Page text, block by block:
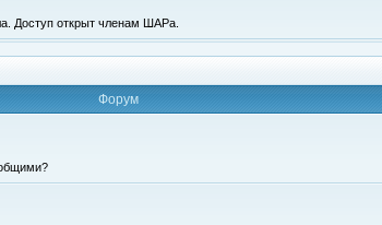
Доступ открыт членам ШАРа.
Форум